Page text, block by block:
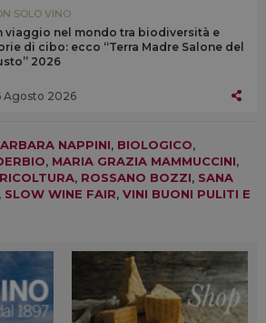
SOLO VINO
viaggio nel mondo tra biodiversità e
di cibo: ecco “Terra Madre Salone del
2026
Agosto 2026
NAPPINI, BIOLOGICO,
, MARIA GRAZIA MAMMUCCINI,
, ROSSANO BOZZI, SANA
, SLOW WINE FAIR, VINI BUONI PULITI E